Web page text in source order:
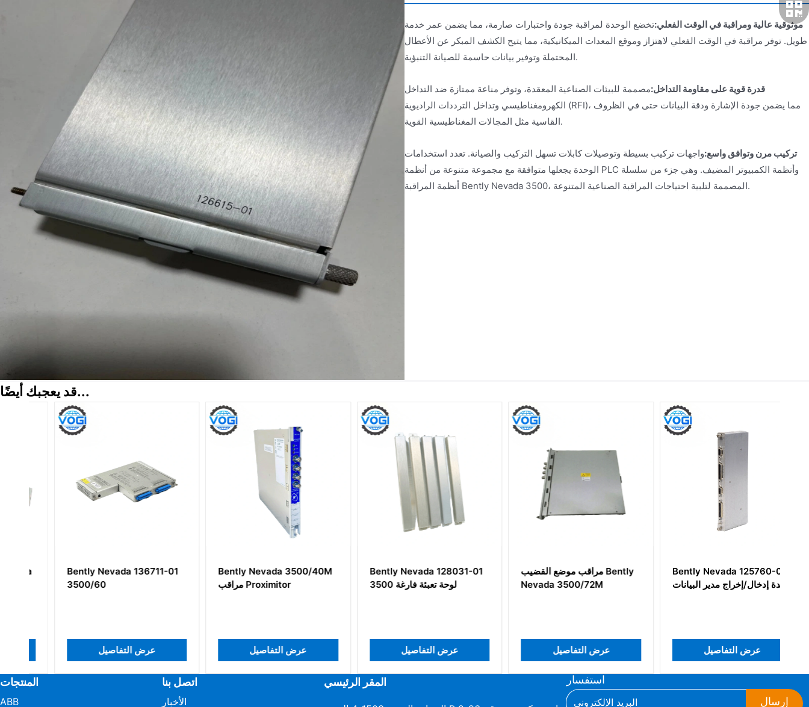
موثوقية عالية ومراقبة في الوقت الفعلي:تخضع الوحدة لمراقبة جودة واختبارات صارمة، مما يضمن عمر خدمة
طويل. توفر مراقبة في الوقت الفعلي لاهتزاز وموقع المعدات الميكانيكية، مما يتيح الكشف المبكر عن الأعطال
المحتملة وتوفير بيانات حاسمة للصيانة التنبؤية.
قدرة قوية على مقاومة التداخل:مصممة للبيئات الصناعية المعقدة، وتوفر مناعة ممتازة ضد التداخل
الكهرومغناطيسي وتداخل الترددات الراديوية (RFI)، مما يضمن جودة الإشارة ودقة البيانات حتى في الظروف
القاسية مثل المجالات المغناطيسية القوية.
تركيب مرن وتوافق واسع:واجهات تركيب بسيطة وتوصيلات كابلات تسهل التركيب والصيانة. تعدد استخدامات
الوحدة يجعلها متوافقة مع مجموعة متنوعة من أنظمة PLC وأنظمة الكمبيوتر المضيف. وهي جزء من سلسلة
أنظمة المراقبة Bently Nevada 3500، المصممة لتلبية احتياجات المراقبة الصناعية المتنوعة.
قد يعجبك أيضًا...
Bently Nevada 136711-01
3500/60
عرض التفاصيل
Bently Nevada 3500/40M
مراقب Proximitor
عرض التفاصيل
Bently Nevada 128031-01
لوحة تعبئة فارغة 3500
عرض التفاصيل
مراقب موضع القضيب Bently
Nevada 3500/72M
عرض التفاصيل
Bently Nevada 125760-01
وحدة إدخال/إخراج مدير البيانات
عرض التفاصيل
المنتجات
ABB
اتصل بنا
الأخبار
المقر الرئيسي
استفسار
إرسال